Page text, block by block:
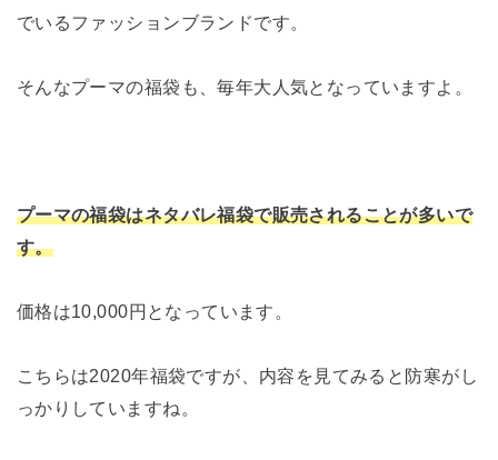
でいるファッションブランドです。
そんなプーマの福袋も、毎年大人気となっていますよ。
プーマの福袋はネタバレ福袋で販売されることが多いで
す。
価格は10,000円となっています。
こちらは2020年福袋ですが、内容を見てみると防寒がし
っかりしていますね。